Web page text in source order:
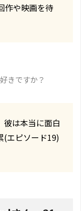
作や映画を待
きですか？
彼は本当に面白
エピソード19)